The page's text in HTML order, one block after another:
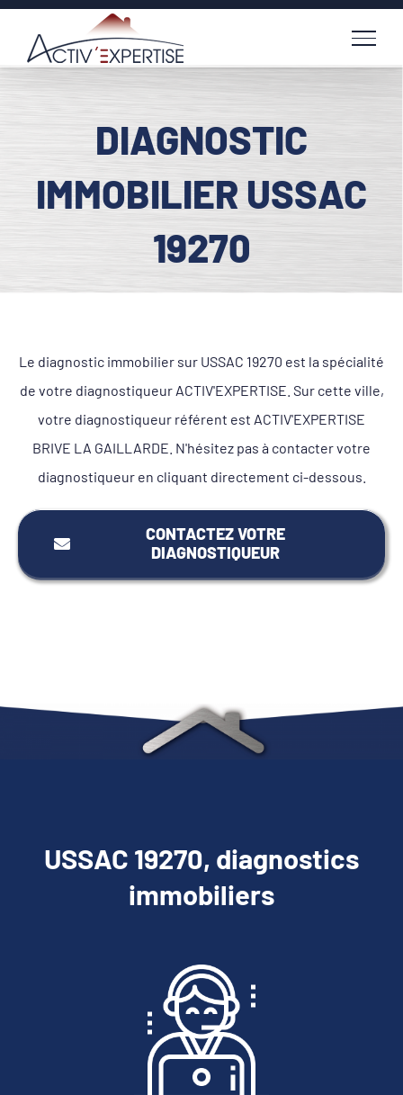
Passer
contenu
DIAGNOSTIC
IMMOBILIER USSAC
19270
Le diagnostic immobilier sur USSAC 19270 est la spécialité
de votre diagnostiqueur ACTIV'EXPERTISE. Sur cette ville,
votre diagnostiqueur référent est ACTIV'EXPERTISE
BRIVE LA GAILLARDE. N'hésitez pas à contacter votre
diagnostiqueur en cliquant directement ci-dessous.
CONTACTEZ VOTRE
DIAGNOSTIQUEUR
USSAC 19270, diagnostics
immobiliers